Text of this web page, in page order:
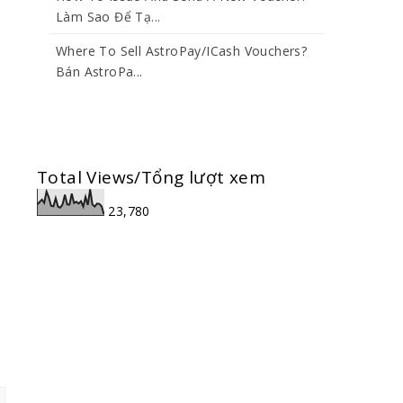
Làm Sao Để Tạ...
Where To Sell AstroPay/iCash Vouchers?
Bán AstroPa...
Total Views/Tổng lượt xem
23,780